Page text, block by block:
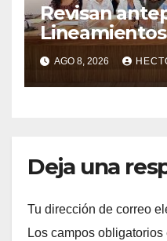
Revisan
en Los Cabos
AGO 8, 2026
Deja una
Tu dirección de correo
Los campos